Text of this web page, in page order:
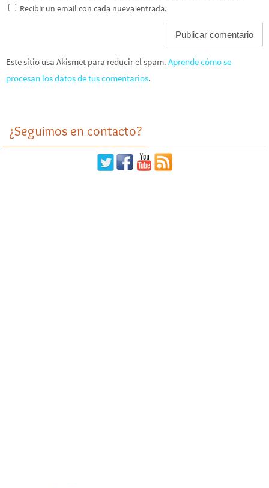
Recibir un email con cada nueva entrada.
Este sitio usa Akismet para reducir el spam. Aprende cómo se
procesan los datos de tus comentarios.
¿Seguimos en contacto?